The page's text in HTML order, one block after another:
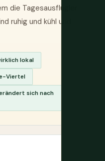
die Tagesausflügler
ruhig und kühl und
lokal
Viertel
sich nach